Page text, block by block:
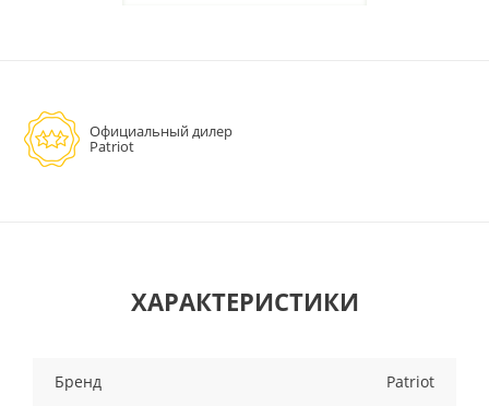
Официальный дилер
Patriot
ХАРАКТЕРИСТИКИ
Бренд Patriot